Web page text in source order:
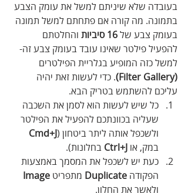
בעובדה שלא שיניתם למשל את עומק הצבע
בתמונה. מה קורה אם פתחתם למשל תמונה
בעומק צבע של 16 סיביות
והחלטתם
להפעיל פילטר שאינו עובד בעומק צבע זה-
למשל כזה המופיע בגלריית הפילטרים
(Filter Gallery)
. כדי לעשות זאת יהיה
עליכם להשתמש בטריק הבא.
כל שיש לעשות הוא לסמן את השכבה
שעליה בכוונתכם להפעיל את הפילטר
ולשכפל אותה ליתר ביטחון (Cmd+J
במק, או Ctrl+J בחלונות).
כעת יש לשכפל את המסמך באמצעות
הפקודה Duplicate מתפריט Image
ולאשר את החלון.